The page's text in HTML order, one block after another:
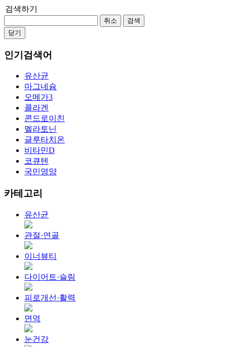
검색하기
취소
검색
닫기
인기검색어
유산균
마그네슘
오메가3
콜라겐
콘드로이친
멜라토닌
글루타치온
비타민D
코큐텐
국민영양
카테고리
유산균
관절·연골
이너뷰티
다이어트·슬림
피로개선·활력
면역
눈건강